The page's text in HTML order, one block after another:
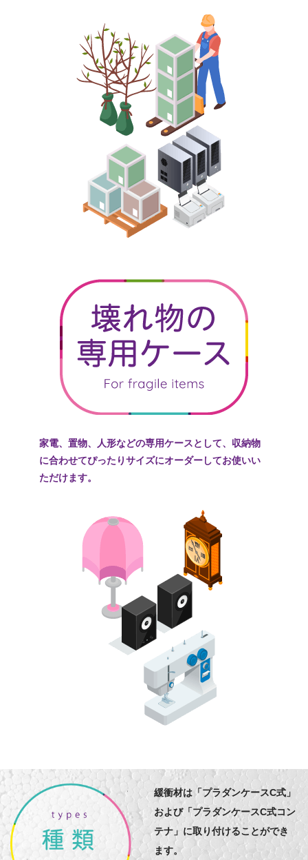
家電、置物、人形などの専用ケースとして、収納物
に合わせてぴったりサイズにオーダーしてお使いい
ただけます。
緩衝材は「プラダンケースC式」
および「プラダンケースC式コン
テナ」に取り付けることができ
ます。